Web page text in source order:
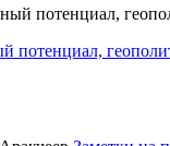
потенциал,